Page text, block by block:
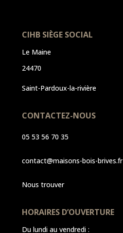
CIHB SIÈGE SOCIAL
Le Maine
24470
Saint-Pardoux-la-rivière
CONTACTEZ-NOUS
05 53 56 70 35
contact@maisons-bois-brives.fr
Nous trouver
HORAIRES D’OUVERTURE
Du lundi au vendredi :